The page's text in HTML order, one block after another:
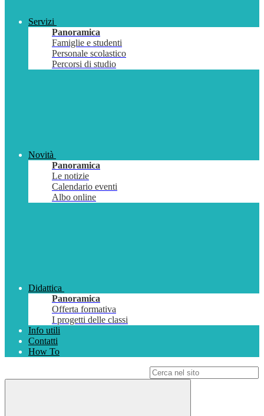
Servizi
Panoramica
Famiglie e studenti
Personale scolastico
Percorsi di studio
Novità
Panoramica
Le notizie
Calendario eventi
Albo online
Didattica
Panoramica
Offerta formativa
I progetti delle classi
Info utili
Contatti
How To